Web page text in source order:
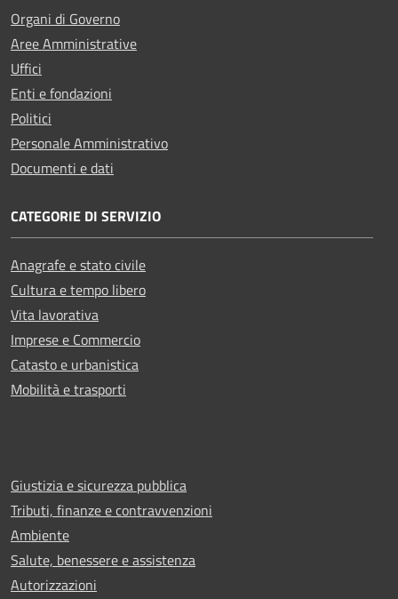
Organi di Governo
Aree Amministrative
Uffici
Enti e fondazioni
Politici
Personale Amministrativo
Documenti e dati
CATEGORIE DI SERVIZIO
Anagrafe e stato civile
Cultura e tempo libero
Vita lavorativa
Imprese e Commercio
Catasto e urbanistica
Mobilità e trasporti
Giustizia e sicurezza pubblica
Tributi, finanze e contravvenzioni
Ambiente
Salute, benessere e assistenza
Autorizzazioni